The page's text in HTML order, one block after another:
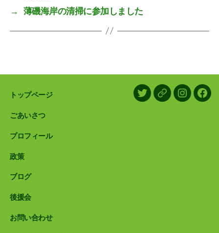
→
薄磯海岸の清掃に参加しました
トップページ
ごあいさつ
プロフィール
政策
ブログ
後援会
お問い合わせ
X/TwitterLINE Instagram